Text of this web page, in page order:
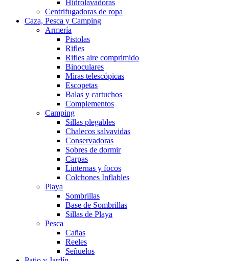
Hidrolavadoras
Centrifugadoras de ropa
Caza, Pesca y Camping
Armería
Pistolas
Rifles
Rifles aire comprimido
Binoculares
Miras telescópicas
Escopetas
Balas y cartuchos
Complementos
Camping
Sillas plegables
Chalecos salvavidas
Conservadoras
Sobres de dormir
Carpas
Linternas y focos
Colchones Inflables
Playa
Sombrillas
Base de Sombrillas
Sillas de Playa
Pesca
Cañas
Reeles
Señuelos